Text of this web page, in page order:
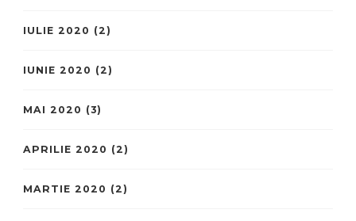
IULIE 2020 (2)
IUNIE 2020 (2)
MAI 2020 (3)
APRILIE 2020 (2)
MARTIE 2020 (2)